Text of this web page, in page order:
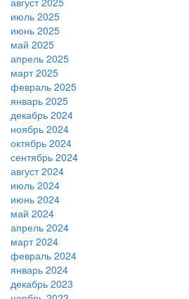
июль 2025
июнь 2025
май 2025
апрель 2025
март 2025
февраль 2025
январь 2025
декабрь 2024
ноябрь 2024
октябрь 2024
сентябрь 2024
август 2024
июль 2024
июнь 2024
май 2024
апрель 2024
март 2024
февраль 2024
январь 2024
декабрь 2023